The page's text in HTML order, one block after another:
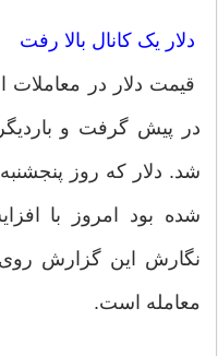
دلار یک کانال بالا رفت
قیمت دلار در معاملات
شده بود امروز با
معامله‌ است.